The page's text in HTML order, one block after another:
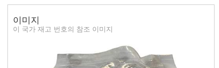
이미지
이 국가 재고 번호의 참조 이미지